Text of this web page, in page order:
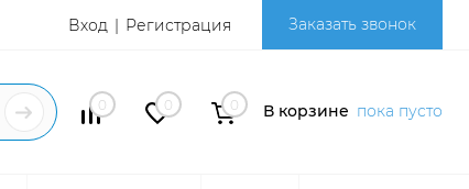
Вход Регистрация Заказать звонок
0 0 0 В корзине пока пусто